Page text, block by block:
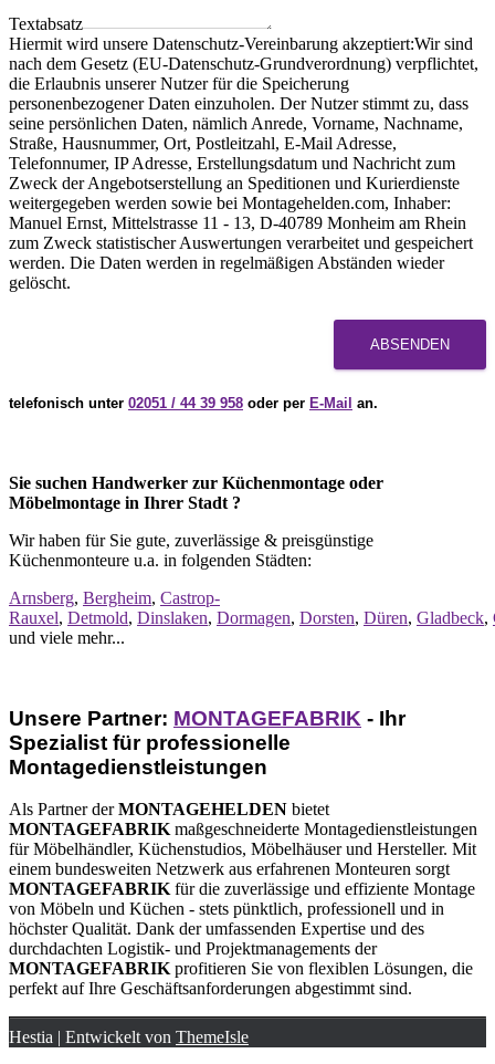
Textabsatz
Hiermit wird unsere Datenschutz-Vereinbarung akzeptiert:Wir sind
nach dem Gesetz (EU-Datenschutz-Grundverordnung) verpflichtet,
die Erlaubnis unserer Nutzer für die Speicherung
personenbezogener Daten einzuholen. Der Nutzer stimmt zu, dass
seine persönlichen Daten, nämlich Anrede, Vorname, Nachname,
Straße, Hausnummer, Ort, Postleitzahl, E-Mail Adresse,
Telefonnumer, IP Adresse, Erstellungsdatum und Nachricht zum
Zweck der Angebotserstellung an Speditionen und Kurierdienste
weitergegeben werden sowie bei Montagehelden.com, Inhaber:
Manuel Ernst, Mittelstrasse 11 - 13, D-40789 Monheim am Rhein
zum Zweck statistischer Auswertungen verarbeitet und gespeichert
werden. Die Daten werden in regelmäßigen Abständen wieder
gelöscht.
ABSENDEN
telefonisch unter 02051 / 44 39 958 oder per E-Mail an.
Sie suchen Handwerker zur Küchenmontage oder
Möbelmontage in Ihrer Stadt ?
Wir haben für Sie gute, zuverlässige & preisgünstige
Küchenmonteure u.a. in folgenden Städten:
Arnsberg, Bergheim, Castrop-
Rauxel, Detmold, Dinslaken, Dormagen, Dorsten, Düren, Gladbeck,
und viele mehr...
Unsere Partner: MONTAGEFABRIK - Ihr
Spezialist für professionelle
Montagedienstleistungen
Als Partner derMONTAGEHELDEN bietet
MONTAGEFABRIK maßgeschneiderte Montagedienstleistungen
für Möbelhändler, Küchenstudios, Möbelhäuser und Hersteller. Mit
einem bundesweiten Netzwerk aus erfahrenen Monteuren sorgt
MONTAGEFABRIK für die zuverlässige und effiziente Montage
von Möbeln und Küchen - stets pünktlich, professionell und in
höchster Qualität. Dank der umfassenden Expertise und des
durchdachten Logistik- und Projektmanagements der
MONTAGEFABRIK profitieren Sie von flexiblen Lösungen, die
perfekt auf Ihre Geschäftsanforderungen abgestimmt sind.
Hestia | Entwickelt von ThemeIsle